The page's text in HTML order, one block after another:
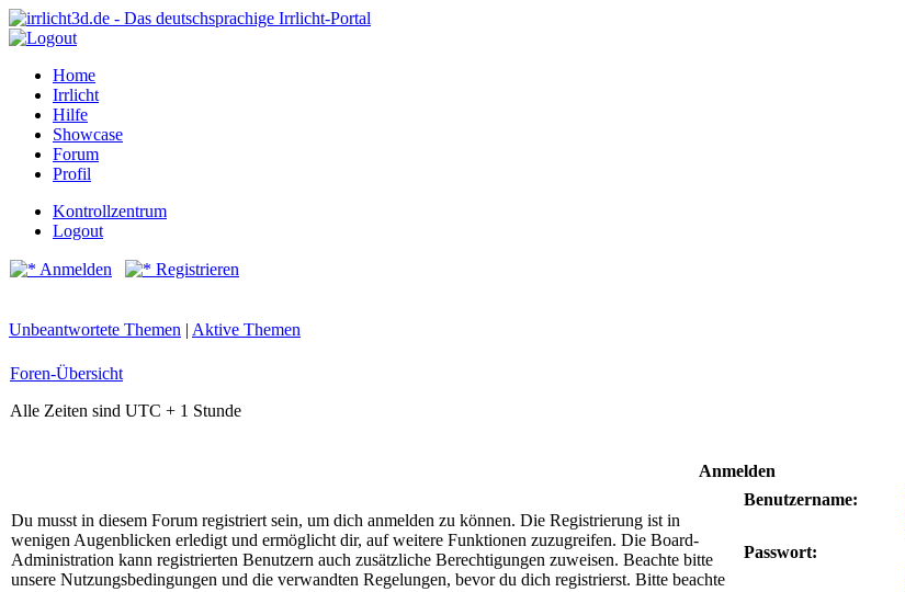
Home
Irrlicht
Hilfe
Showcase
Forum
Profil
Kontrollzentrum
Logout
Anmelden Registrieren
Unbeantwortete Themen | Aktive Themen
Foren-Übersicht
Alle Zeiten sind UTC + 1 Stunde
Anmelden
Du musst in diesem Forum registriert sein, um dich anmelden zu können. Die Registrierung ist in
wenigen Augenblicken erledigt und ermöglicht dir, auf weitere Funktionen zuzugreifen. Die Board-
Administration kann registrierten Benutzern auch zusätzliche Berechtigungen zuweisen. Beachte bitte
unsere Nutzungsbedingungen und die verwandten Regelungen, bevor du dich registrierst. Bitte beachte
Benutzername:
Passwort: